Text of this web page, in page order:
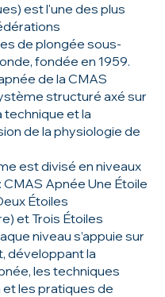
est l'une des plus
de plongée sous-
fondée en 1959.
de la CMAS
structuré axé sur
technique et la
de la physiologie de
est divisé en niveaux
Apnée Une Étoile
Étoiles
et Trois Étoiles
niveau s’appuie sur
développant la
les techniques
et les pratiques de